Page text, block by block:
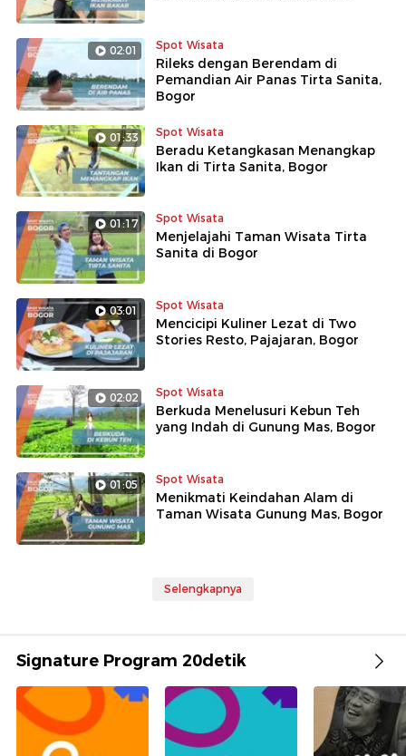
02:01 Spot Wisata
Rileks dengan Berendam di
Pemandian Air Panas Tirta Sanita,
Bogor
01:33 Spot Wisata
Beradu Ketangkasan Menangkap
Ikan di Tirta Sanita, Bogor
01:17 Spot Wisata
Menjelajahi Taman Wisata Tirta
Sanita di Bogor
03:01 Spot Wisata
Mencicipi Kuliner Lezat di Two
Stories Resto, Pajajaran, Bogor
02:02 Spot Wisata
Berkuda Menelusuri Kebun Teh
yang Indah di Gunung Mas, Bogor
01:05 Spot Wisata
Menikmati Keindahan Alam di
Taman Wisata Gunung Mas, Bogor
Selengkapnya
Signature Program 20detik